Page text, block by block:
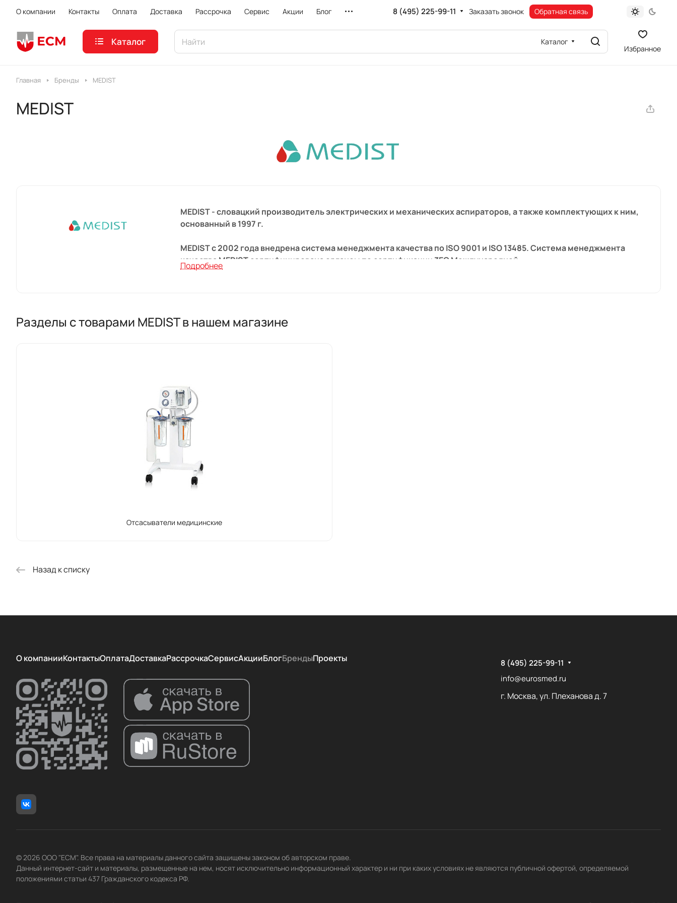
О компании Контакты Оплата Доставка Рассрочка Сервис Акции Блог 8 (495) 225-99-11 Заказать звонок Обратная связь
Каталог Каталог
Избранное
Главная Бренды MEDIST
MEDIST
MEDIST - словацкий производитель электрических и механических аспираторов, а также комплектующих к ним,
основанный в 1997 г.
MEDIST с 2002 года внедрена система менеджмента качества по ISO 9001 и ISO 13485. Система менеджмента
качества MEDIST сертифицирована органом по сертификации 3EC Международной.
Продукция экспортируется почти в 40 стран. Компания MEDIST регулярно выставляет продукцию в
Подробнее
Разделы с товарами MEDIST в нашем магазине
Отсасыватели медицинские
Назад к списку
О компанииКонтактыОплатаДоставкаРассрочкаСервисАкцииБлогБрендыПроекты
8 (495) 225-99-11
info@eurosmed.ru
г. Москва, ул. Плеханова д. 7
© 2026 ООО "ЕСМ". Все права на материалы данного сайта защищены законом об авторском праве.
Данный интернет-сайт и материалы, размещенные на нем, носят исключительно информационный характер и ни при каких условиях не являются публичной офертой, определяемой
положениями статьи 437 Гражданского кодекса РФ.